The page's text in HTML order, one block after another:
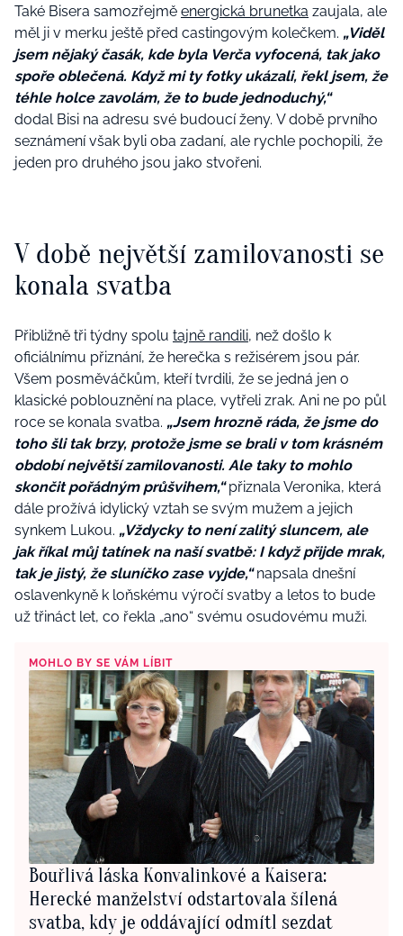
Také Bisera samozřejmě energická brunetka zaujala, ale
měl ji v merku ještě před castingovým kolečkem. „Viděl
jsem nějaký časák, kde byla Verča vyfocená, tak jako
spoře oblečená. Když mi ty fotky ukázali, řekl jsem, že
téhle holce zavolám, že to bude jednoduchý,“
dodal Bisi na adresu své budoucí ženy. V době prvního
seznámení však byli oba zadaní, ale rychle pochopili, že
jeden pro druhého jsou jako stvořeni.
V době největší zamilovanosti se
konala svatba
Přibližně tři týdny spolu tajně randili, než došlo k
oficiálnímu přiznání, že herečka s režisérem jsou pár.
Všem posměváčkům, kteří tvrdili, že se jedná jen o
klasické poblouznění na place, vytřeli zrak. Ani ne po půl
roce se konala svatba. „Jsem hrozně ráda, že jsme do
toho šli tak brzy, protože jsme se brali v tom krásném
období největší zamilovanosti. Ale taky to mohlo
skončit pořádným průšvihem,“přiznala Veronika, která
dále prožívá idylický vztah se svým mužem a jejich
synkem Lukou. „Vždycky to není zalitý sluncem, ale
jak říkal můj tatínek na naší svatbě: I když přijde mrak,
tak je jistý, že sluníčko zase vyjde,“napsala dnešní
oslavenkyně k loňskému výročí svatby a letos to bude
už třináct let, co řekla „ano“ svému osudovému muži.
MOHLO BY SE VÁM LÍBIT
Bouřlivá láska Konvalinkové a Kaisera:
Herecké manželství odstartovala šílená
svatba, kdy je oddávající odmítl sezdat